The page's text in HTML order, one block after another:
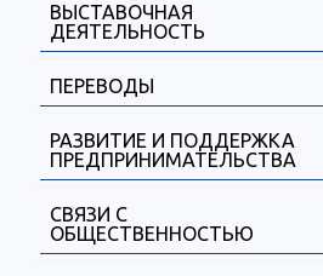
ВЫСТАВОЧНАЯ
ДЕЯТЕЛЬНОСТЬ
ПЕРЕВОДЫ
РАЗВИТИЕ И ПОДДЕРЖКА
ПРЕДПРИНИМАТЕЛЬСТВА
СВЯЗИ С
ОБЩЕСТВЕННОСТЬЮ